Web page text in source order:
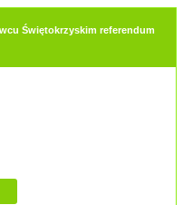
Świętokrzyskim referendum